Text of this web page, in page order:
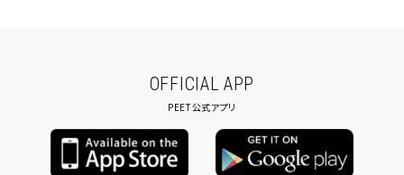
OFFICIAL APP
PEET公式アプリ